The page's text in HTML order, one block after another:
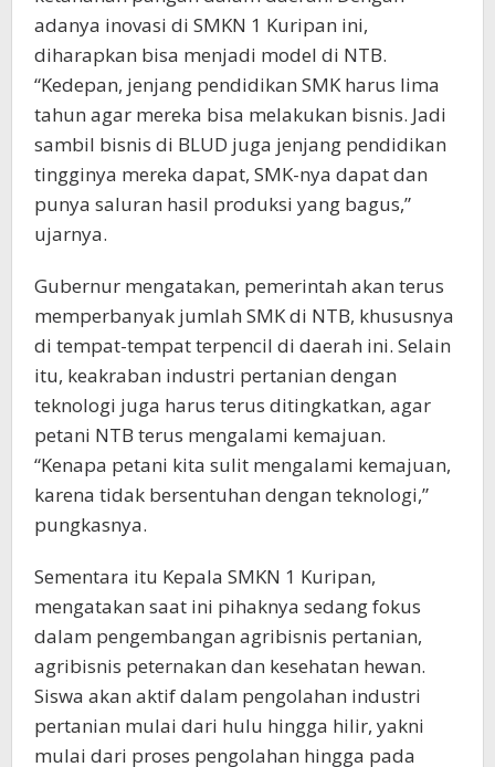
adanya inovasi di SMKN 1 Kuripan ini,
diharapkan bisa menjadi model di NTB.
“Kedepan, jenjang pendidikan SMK harus lima
tahun agar mereka bisa melakukan bisnis. Jadi
sambil bisnis di BLUD juga jenjang pendidikan
tingginya mereka dapat, SMK-nya dapat dan
punya saluran hasil produksi yang bagus,”
ujarnya.
Gubernur mengatakan, pemerintah akan terus
memperbanyak jumlah SMK di NTB, khususnya
di tempat-tempat terpencil di daerah ini. Selain
itu, keakraban industri pertanian dengan
teknologi juga harus terus ditingkatkan, agar
petani NTB terus mengalami kemajuan.
“Kenapa petani kita sulit mengalami kemajuan,
karena tidak bersentuhan dengan teknologi,”
pungkasnya.
Sementara itu Kepala SMKN 1 Kuripan,
mengatakan saat ini pihaknya sedang fokus
dalam pengembangan agribisnis pertanian,
agribisnis peternakan dan kesehatan hewan.
Siswa akan aktif dalam pengolahan industri
pertanian mulai dari hulu hingga hilir, yakni
mulai dari proses pengolahan hingga pada